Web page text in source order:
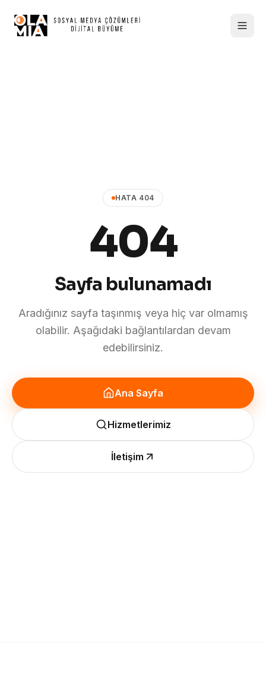
HATA 404
404
Sayfa bulunamadı
Aradığınız sayfa taşınmış veya hiç var olmamış
olabilir. Aşağıdaki bağlantılardan devam
edebilirsiniz.
Ana Sayfa
Hizmetlerimiz
İletişim